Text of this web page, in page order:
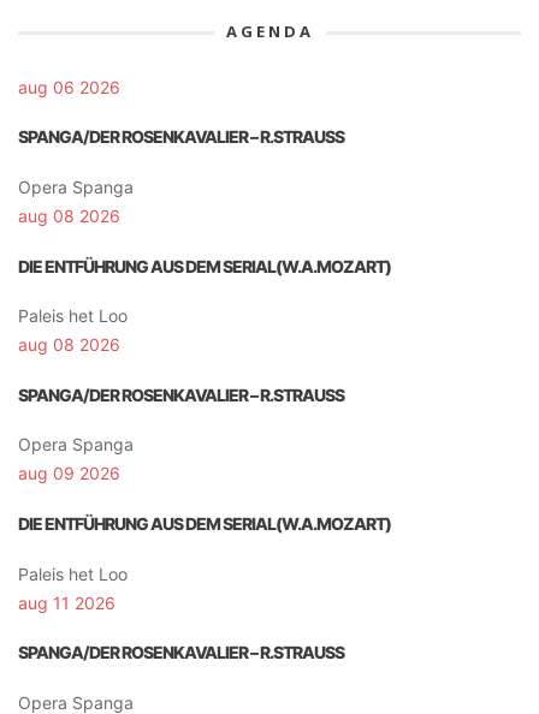
AGENDA
aug 06 2026
SPANGA/DER ROSENKAVALIER – R.STRAUSS
Opera Spanga
aug 08 2026
DIE ENTFÜHRUNG AUS DEM SERIAL(W.A.MOZART)
Paleis het Loo
aug 08 2026
SPANGA/DER ROSENKAVALIER – R.STRAUSS
Opera Spanga
aug 09 2026
DIE ENTFÜHRUNG AUS DEM SERIAL(W.A.MOZART)
Paleis het Loo
aug 11 2026
SPANGA/DER ROSENKAVALIER – R.STRAUSS
Opera Spanga